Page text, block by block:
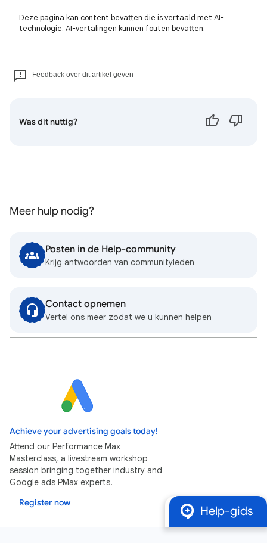
Deze pagina kan content bevatten die is vertaald met AI-
technologie. AI-vertalingen kunnen fouten bevatten.
Feedback over dit artikel geven
Was dit nuttig?
Meer hulp nodig?
Posten in de Help-community
Krijg antwoorden van communityleden
Contact opnemen
Vertel ons meer zodat we u kunnen helpen
Achieve your advertising goals today!
Attend our Performance Max
Masterclass, a livestream workshop
session bringing together industry and
Google ads PMax experts.
Register now
Help-gids